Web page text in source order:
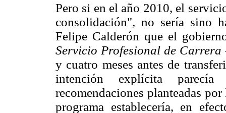
Pero si en el año 2010, el
consolidación", no sería sino
Felipe Calderón que el
Servicio Profesional de Carrera
y cuatro meses antes de
intención explícita
recomendaciones planteadas
programa establecería, en